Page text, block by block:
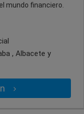
mundo financiero.
, Albacete y